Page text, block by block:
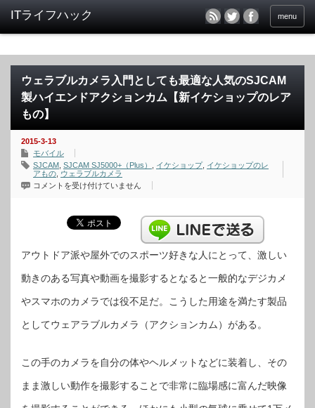
menu
ウェラブルカメラ入門としても最適な人気のSJCAM
製ハイエンドアクションカム【新イケショップのレア
もの】
2015-3-13
モバイル
SJCAM SJCAM SJ5000+（Plus） イケショップ, イケショップのレ
アもの ウェラブルカメラ
ウ
入
門
し
て
最
な
人
製
エ
ド
コメントを受け付けていません
アウトドア派や屋外でのスポーツ好きな人にとって、激しい
動きのある写真や動画を撮影するとなると一般的なデジカメ
やスマホのカメラでは役不足だ。こうした用途を満たす製品
としてウェアラブルカメラ（アクションカム）がある。
この手のカメラを自分の体やヘルメットなどに装着し、その
まま激しい動作を撮影することで非常に臨場感に富んだ映像